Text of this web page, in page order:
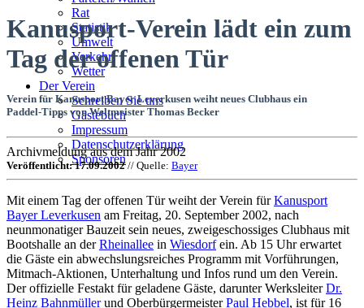
Rat
Statistik
Umwelt
Verkehr
Wetter
Der Verein
Schreiben Sie uns
Gästebuch
Impressum
Datenschutzerklärung
Sponsoren
Kanusport-Verein lädt ein zum
Tag der offenen Tür
Verein für Kanusport Bayer Leverkusen weiht neues Clubhaus ein
Paddel-Tipps von Weltmeister Thomas Becker
Archivmeldung aus dem Jahr 2002
Veröffentlicht: 17.09.2002// Quelle: Bayer
Mit einem Tag der offenen Tür weiht der Verein fürKanusport
Bayer Leverkusen am Freitag, 20. September 2002, nach
neunmonatiger Bauzeit sein neues, zweigeschossiges Clubhaus mit
Bootshalle an derRheinallee in Wiesdorfein. Ab 15 Uhr erwartet
die Gäste ein abwechslungsreiches Programm mit Vorführungen,
Mitmach-Aktionen, Unterhaltung und Infos rund um den Verein.
Der offizielle Festakt für geladene Gäste, darunter WerksleiterDr.
Heinz Bahnmüllerund OberbürgermeisterPaul Hebbel, ist für 16